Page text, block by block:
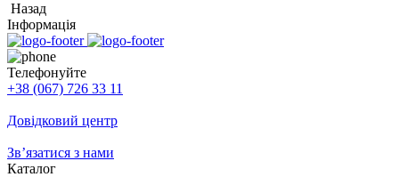
Назад
Інформація
Телефонуйте
+38 (067) 726 33 11
Довідковий центр
Зв’язатися з нами
Каталог